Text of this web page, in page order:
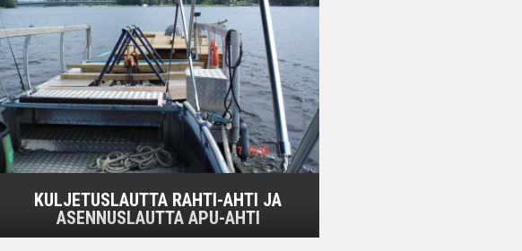
KULJETUSLAUTTA RAHTI-AHTI JA
ASENNUSLAUTTA APU-AHTI